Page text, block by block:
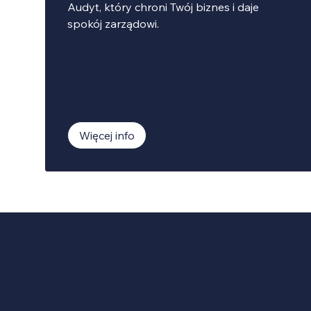
Audyt, który chroni Twój biznes i daje
spokój zarządowi.
Więcej info